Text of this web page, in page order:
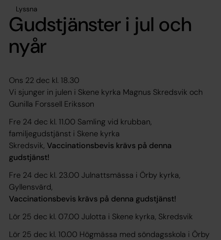
Lyssna
Gudstjänster i jul och
nyår
Ons 22 dec kl. 18.30
Vi sjunger in julen i Skene kyrka Magnus Skredsvik och
Gunilla Forssell Eriksson
Fre 24 dec kl. 11.00 Samling vid krubban,
familjegudstjänst i Skene kyrka
Skredsvik, Vaccinationsbevis krävs på denna
gudstjänst!
Fre 24 dec kl. 23.00 Julnattsmässa i Örby kyrka,
Gyllensvärd,
Vaccinationsbevis krävs på denna gudstjänst!
Lör 25 dec kl. 07.00 Julotta i Skene kyrka, Skredsvik
Lör 25 dec kl. 10.00 Högmässa med söndagsskola i Örby